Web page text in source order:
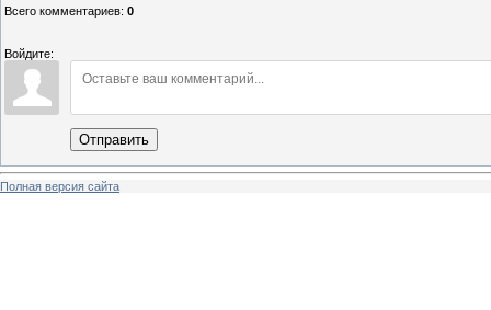
Всего комментариев: 0
Войдите:
Отправить
Полная версия сайта